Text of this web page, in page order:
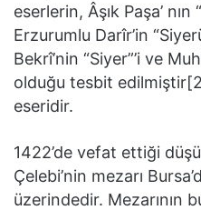
eserlerin, Âşık Paşa’ nın
Erzurumlu Darîr’in
Bekrî’nin “Siyer”’i ve
olduğu tesbit
eseridir.
1422’de vefat ettiği
Çelebi’nin mezarı
üzerindedir. Mezarının